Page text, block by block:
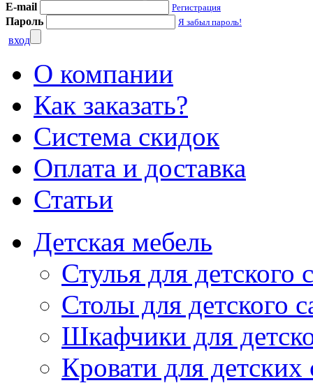
E-mail Регистрация
Пароль Я забыл пароль!
вход
О компании
Как заказать?
Система скидок
Оплата и доставка
Статьи
Детская мебель
Стулья для детского
Столы для детского
Шкафчики для
Кровати для детских